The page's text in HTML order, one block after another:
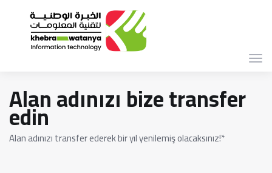
Alan adınızı bize transfer
edin
Alan adınızı transfer ederek bir yıl yenilemiş olacaksınız!*